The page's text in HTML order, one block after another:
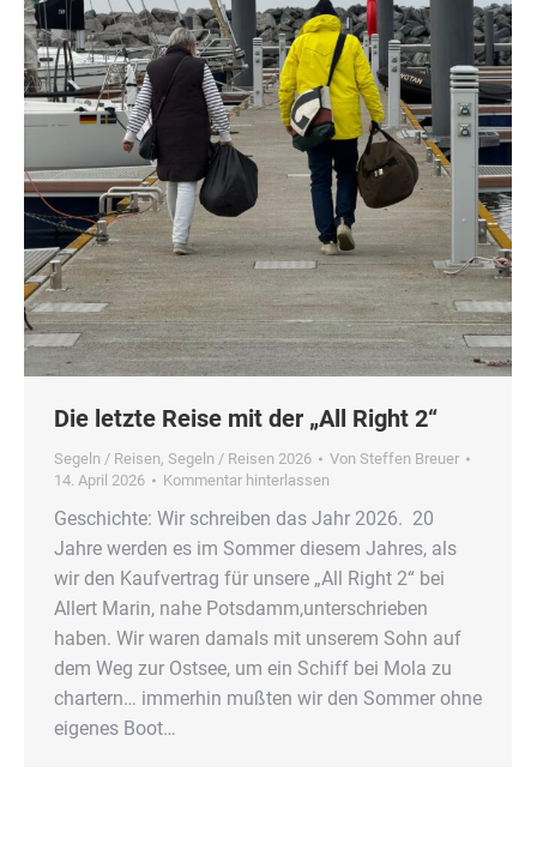
Die letzte Reise mit der „All Right 2“
Segeln / Reisen, Segeln / Reisen 2026 Von Steffen Breuer
14. April 2026
Kommentar hinterlassen
Geschichte: Wir schreiben das Jahr 2026. 20
Jahre werden es im Sommer diesem Jahres, als
wir den Kaufvertrag für unsere „All Right 2“ bei
Allert Marin, nahe Potsdamm,unterschrieben
haben. Wir waren damals mit unserem Sohn auf
dem Weg zur Ostsee, um ein Schiff bei Mola zu
chartern… immerhin mußten wir den Sommer ohne
eigenes Boot…